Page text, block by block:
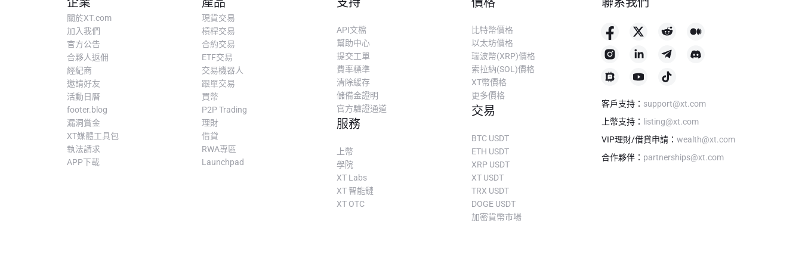
關於XT.com
加入我們
官方公告
合夥人返佣
經紀商
邀請好友
活動日曆
footer.blog
漏洞賞金
XT媒體工具包
執法請求
APP下載
現貨交易
槓桿交易
合約交易
ETF交易
交易機器人
跟單交易
買幣
P2P Trading
理財
借貸
RWA專區
Launchpad
API文檔
幫助中心
提交工單
費率標準
清除緩存
儲備金證明
官方驗證通道
服務
上幣
學院
XT Labs
XT 智能鏈
XT OTC
比特幣價格
以太坊價格
瑞波幣(XRP)價格
索拉納(SOL)價格
XT幣價格
更多價格
交易
BTC USDT
ETH USDT
XRP USDT
XT USDT
TRX USDT
DOGE USDT
加密貨幣市場
客戶支持 ： support@xt.com
上幣支持 ：
listing@xt.com
VIP理財/借貸申請 ： wealth@xt.com
合作夥伴 ： partnerships@xt.com